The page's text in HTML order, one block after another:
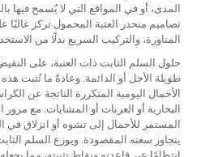
المدى، أو في المواقع التي لا يُسمح فيها
تصاميم منحدر العتبة المحمول تركز غالبًا
المناورة، والتركيب السريع بدلًا من
حلول السلم الثابت ذات العتبة، على
طويلة الأجل أو الدائمة. وعادةً ما تُثبت
الأحمال اليومية المتكررة الناتجة عن
البخارية أو العربات أو المشايات. مع
المستمر للأحمال إلى تشوه أو انزلاق في
يتجاوز سعته المقصودة. ويوزع السلم